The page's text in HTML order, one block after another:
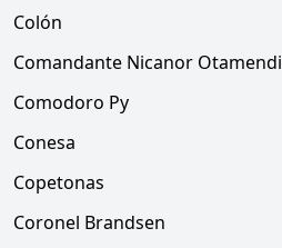
Colón
Comandante Nicanor Otamendi
Comodoro Py
Conesa
Copetonas
Coronel Brandsen